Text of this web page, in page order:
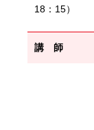
18：15）
講 師